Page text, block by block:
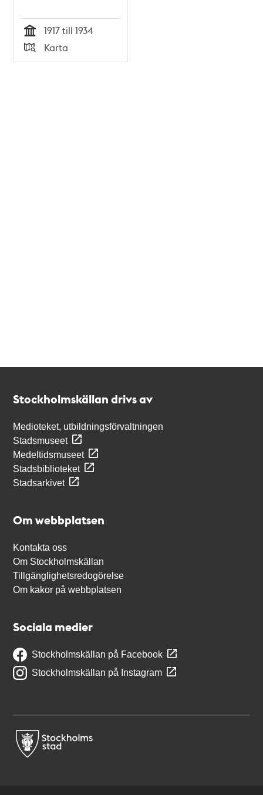
Tid
1917 till 1934
Typ
Karta
Stockholmskällan drivs av
Medioteket, utbildningsförvaltningen
Stadsmuseet
Medeltidsmuseet
Stadsbiblioteket
Stadsarkivet
Om webbplatsen
Kontakta oss
Om Stockholmskällan
Tillgänglighetsredogörelse
Om kakor på webbplatsen
Sociala medier
Stockholmskällan på Facebook
Stockholmskällan på Instagram